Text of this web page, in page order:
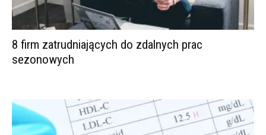
8 firm zatrudniających do zdalnych prac
sezonowych